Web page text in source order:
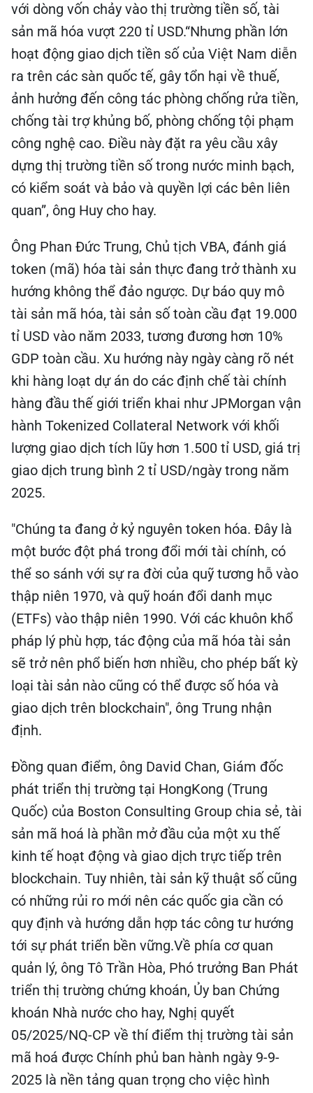
với dòng vốn chảy vào thị trường tiền số, tài
sản mã hóa vượt 220 tỉ USD.“Nhưng phần lớn
hoạt động giao dịch tiền số của Việt Nam diễn
ra trên các sàn quốc tế, gây tổn hại về thuế,
ảnh hưởng đến công tác phòng chống rửa tiền,
chống tài trợ khủng bố, phòng chống tội phạm
công nghệ cao. Điều này đặt ra yêu cầu xây
dựng thị trường tiền số trong nước minh bạch,
có kiểm soát và bảo và quyền lợi các bên liên
quan”, ông Huy cho hay.
Ông Phan Đức Trung, Chủ tịch VBA, đánh giá
token (mã) hóa tài sản thực đang trở thành xu
hướng không thể đảo ngược. Dự báo quy mô
tài sản mã hóa, tài sản số toàn cầu đạt 19.000
tỉ USD vào năm 2033, tương đương hơn 10%
GDP toàn cầu. Xu hướng này ngày càng rõ nét
khi hàng loạt dự án do các định chế tài chính
hàng đầu thế giới triển khai như JPMorgan vận
hành Tokenized Collateral Network với khối
lượng giao dịch tích lũy hơn 1.500 tỉ USD, giá trị
giao dịch trung bình 2 tỉ USD/ngày trong năm
2025.
"Chúng ta đang ở kỷ nguyên token hóa. Đây là
một bước đột phá trong đổi mới tài chính, có
thể so sánh với sự ra đời của quỹ tương hỗ vào
thập niên 1970, và quỹ hoán đổi danh mục
(ETFs) vào thập niên 1990. Với các khuôn khổ
pháp lý phù hợp, tác động của mã hóa tài sản
sẽ trở nên phổ biến hơn nhiều, cho phép bất kỳ
loại tài sản nào cũng có thể được số hóa và
giao dịch trên blockchain", ông Trung nhận
định.
Đồng quan điểm, ông David Chan, Giám đốc
phát triển thị trường tại HongKong (Trung
Quốc) của Boston Consulting Group chia sẻ, tài
sản mã hoá là phần mở đầu của một xu thế
kinh tế hoạt động và giao dịch trực tiếp trên
blockchain. Tuy nhiên, tài sản kỹ thuật số cũng
có những rủi ro mới nên các quốc gia cần có
quy định và hướng dẫn hợp tác công tư hướng
tới sự phát triển bền vững.Về phía cơ quan
quản lý, ông Tô Trần Hòa, Phó trưởng Ban Phát
triển thị trường chứng khoán, Ủy ban Chứng
khoán Nhà nước cho hay, Nghị quyết
05/2025/NQ-CP về thí điểm thị trường tài sản
mã hoá được Chính phủ ban hành ngày 9-9-
2025 là nền tảng quan trọng cho việc hình